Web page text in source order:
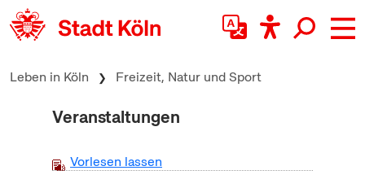
zum Inhalt springen
Leben in Köln Freizeit, Natur und Sport
Veranstaltungen
Vorlesen lassen